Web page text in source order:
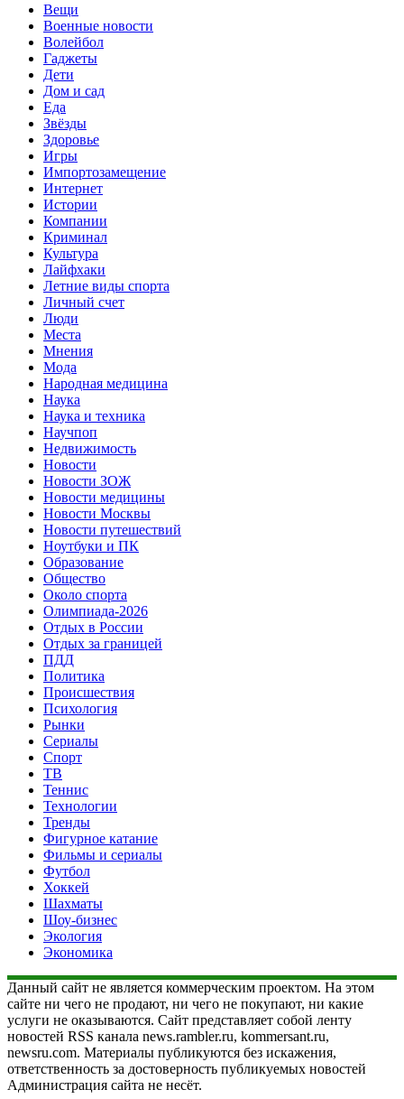
Вещи
Военные новости
Волейбол
Гаджеты
Дети
Дом и сад
Еда
Звёзды
Здоровье
Игры
Импортозамещение
Интернет
Истории
Компании
Криминал
Культура
Лайфхаки
Летние виды спорта
Личный счет
Люди
Места
Мнения
Мода
Народная медицина
Наука
Наука и техника
Научпоп
Недвижимость
Новости
Новости ЗОЖ
Новости медицины
Новости Москвы
Новости путешествий
Ноутбуки и ПК
Образование
Общество
Около спорта
Олимпиада-2026
Отдых в России
Отдых за границей
ПДД
Политика
Происшествия
Психология
Рынки
Сериалы
Спорт
ТВ
Теннис
Технологии
Тренды
Фигурное катание
Фильмы и сериалы
Футбол
Хоккей
Шахматы
Шоу-бизнес
Экология
Экономика
Данный сайт не является коммерческим проектом. На этом
сайте ни чего не продают, ни чего не покупают, ни какие
услуги не оказываются. Сайт представляет собой ленту
новостей RSS канала news.rambler.ru, kommersant.ru,
newsru.com. Материалы публикуются без искажения,
ответственность за достоверность публикуемых новостей
Администрация сайта не несёт.